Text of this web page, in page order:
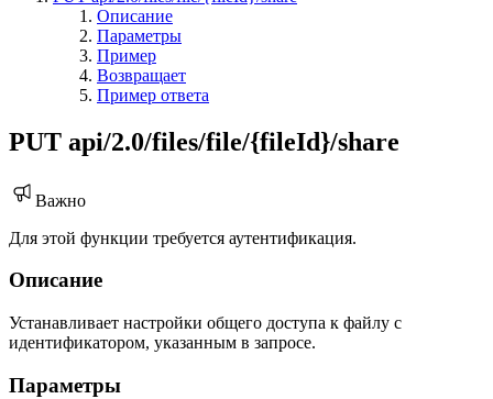
Описание
Параметры
Пример
Возвращает
Пример ответа
PUT api/2.0/files/file/{fileId}/share
Важно
Для этой функции требуется аутентификация.
Описание
Устанавливает настройки общего доступа к файлу с
идентификатором, указанным в запросе.
Параметры